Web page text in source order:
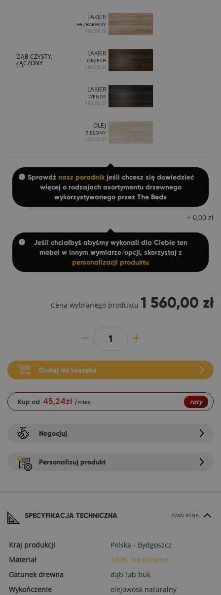
DĄB CZYSTY,
ŁĄCZONY
LAKIER
BEZBARWNY
190,00 zł
LAKIER
ORZECH
190,00 zł
LAKIER
WENGE
190,00 zł
OLEJ
BIELONY
140,00 zł
Sprawdź nasz poradnikjeśli chcesz się dowiedzieć
więcej o rodzajach asortymentu drzewnego
wykorzystywanego przez The Beds
+ 0,00 zł
Jeśli chciałbyś abyśmy wykonali dla Ciebie ten
mebel w innym wymiarze/opcji, skorzystaj z
personalizacji produktu
Cena wybranego produktu 1 560,00 zł
Dodaj do koszyka
Kup od 45,24zł /mies. raty
Negocjuj
Personalizuj produkt
SPECYFIKACJA TECHNICZNA ZWIŃ PANEL
Kraj produkcji
Polska - Bydgoszcz
Materiał
100% lite drewno
Gatunek drewna
dąb lub buk
Wykończenie
olejowosk naturalny